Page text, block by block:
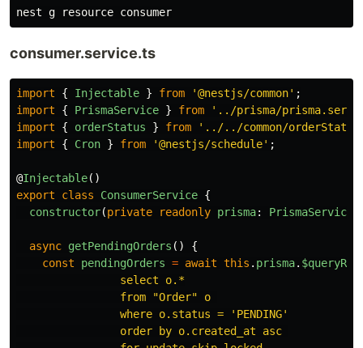
consumer.service.ts
import { Injectable } from '@nestjs/common' ;
import
{ PrismaService } from ' ../prisma/
import
{ orderStatus } from ' ../../common/
import
{ Cron } from '@nestjs/schedule' ;
@Injectable()
export
class ConsumerService {
constructor(private readonly prisma: PrismaService
async getPendingOrders ()
{
const
pendingOrders = await this . prisma. $queryRaw
                select o.*
                from "Order" o
                where o.status = 'PENDING'
                order by o.created_at asc